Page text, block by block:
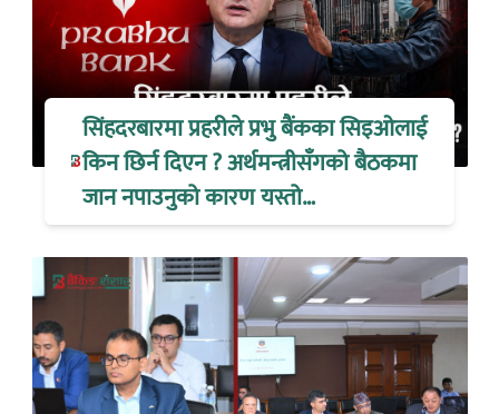
सिंहदरबारमा प्रहरीले प्रभु बैंकका सिइओलाई
किन छिर्न दिएन ? अर्थमन्त्रीसँगको बैठकमा
जान नपाउनुको कारण यस्तो…